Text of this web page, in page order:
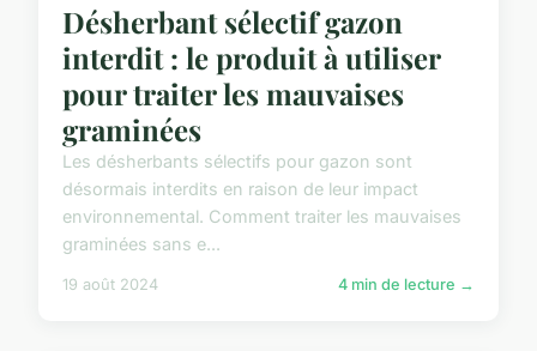
Désherbant sélectif gazon
interdit : le produit à utiliser
pour traiter les mauvaises
graminées
Les désherbants sélectifs pour gazon sont
désormais interdits en raison de leur impact
environnemental. Comment traiter les mauvaises
graminées sans e...
19 août 2024 4 min de lecture →